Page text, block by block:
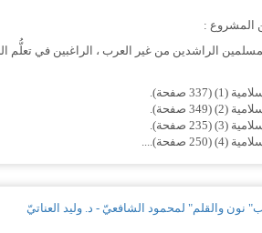
المشروع :
الراشدين من غير العرب ، الراغبين في تعلُّم
(337 صفحة).
(349 صفحة).
(235 صفحة).
صفحة)....
نون والقلم" لمحمود الشافعيّ - د. وليد العناتيّ